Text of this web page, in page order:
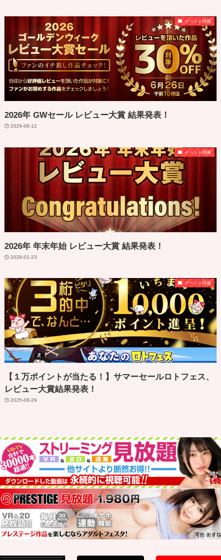
イベント情報
2026年 GWセール レビュー大賞 結果発表！
2026-06-12
イベント情報
2026年 年末年始 レビュー大賞 結果発表！
2026-01-23
イベント情報
【１万ポイントが当たる！】サマーセールロトフェス、
レビュー大賞結果発表！
2025-08-29